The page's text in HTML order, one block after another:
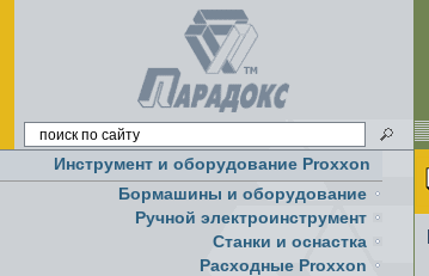
Инструмент и оборудование Proxxon
Бормашины и оборудование
Ручной электроинструмент
Cтанки и оснастка
Расходные Proxxon